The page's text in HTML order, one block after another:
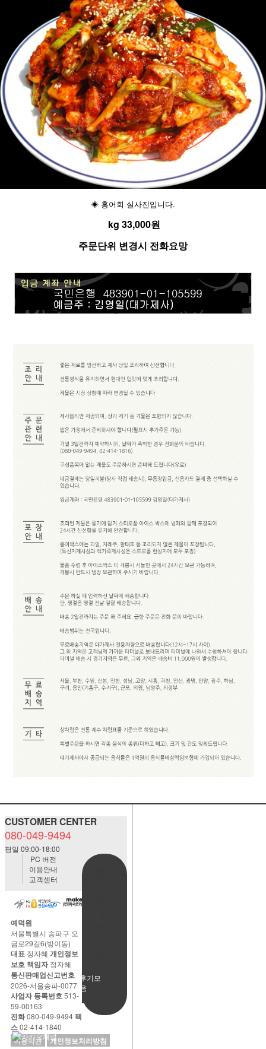
◈ 홍어회 실사진입니다.
kg 33,000원
주문단위 변경시 전화요망
CUSTOMER CENTER
080-049-9494
평일 09:00-18:00
사용후기모
음
PC 버전
이용안내
고객센터
예덕원
서울특별시 송파구 오
금로29길6(방이동)
대표 정자혜 개인정보
보호 책임자정자혜
통신판매업신고번호
2026-서울송파-0077
사업자 등록번호513-
59-00163
전화080-049-9494팩
스02-414-1840
이용약관
개인정보처리방침